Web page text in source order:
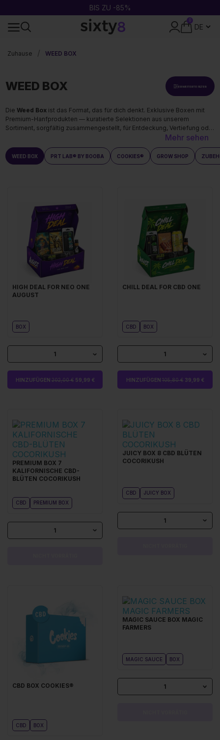
2 GEKAUFT = 1 GRATIS
0
Zuhause
WEED BOX
WEED BOX ERWEITERTE FILTER
Die Weed Box ist das Format, das für dich denkt. Exklusive Boxen mit
Premium-Hanfprodukten — kuratierte Selektionen aus unserem
Sortiment, sorgfältig zusammengestellt, für Entdeckung, Vertiefung oder
Verschenken. Ideal zum Entdecken oder Verschenken — schnelle
Lieferung in Deutschland. Entdecke unsereNeuheitenundTop-
Angebotefür die neuesten Boxen.
Mehr sehen
PRT LAB® BY BOOBA COOKIES® GROW SHOP
WEED BOX
HIGH DEAL FOR NEO ONE
AUGUST
BOX
1
HINZUFÜGEN 202,00 € 59,99 €
CHILL DEAL FOR CBD ONE
CBD BOX
1
HINZUFÜGEN 105,80 € 39,99 €
PREMIUM BOX 7
KALIFORNISCHE CBD-
BLÜTEN COCORIKUSH
CBD PREMIUM BOX
1
JUICY BOX 8 CBD BLÜTEN
COCORIKUSH
CBD JUICY BOX
1
CBD BOX COOKIES®
CBD BOX
MAGIC SAUCE BOX MAGIC
FARMERS
MAGIC SAUCE BOX
1